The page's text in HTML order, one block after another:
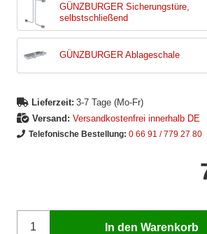
GÜNZBURGER Sicherungstüre,
selbstschließend
GÜNZBURGER Ablageschale
Lieferzeit: 3-7 Tage (Mo-Fr)
Versand: Versandkostenfrei innerhalb DE
Telefonische Bestellung: 0 66 91 / 779 27 80
In den Warenkorb